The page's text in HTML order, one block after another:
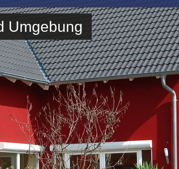
Umgebung